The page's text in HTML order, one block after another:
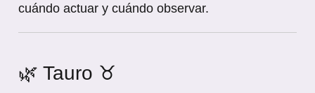
cuándo actuar y cuándo observar.
🌿 Tauro ♉